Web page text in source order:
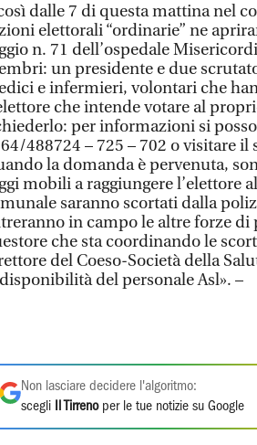
dalle 7 di questa mattina nel
elettorali “ordinarie” ne
n. 71 dell’ospedale
un presidente e due
e infermieri, volontari che
che intende votare al
per informazioni si
488724 – 725 – 702 o visitare
la domanda è pervenuta,
mobili a raggiungere l’elettore
saranno scortati dalla
in campo le altre forze di
che sta coordinando le
del Coeso-Società della
del personale Asl». –
Non lasciare decidere l'algoritmo:
scegli
Il Tirrenoper le tue notizie su Google